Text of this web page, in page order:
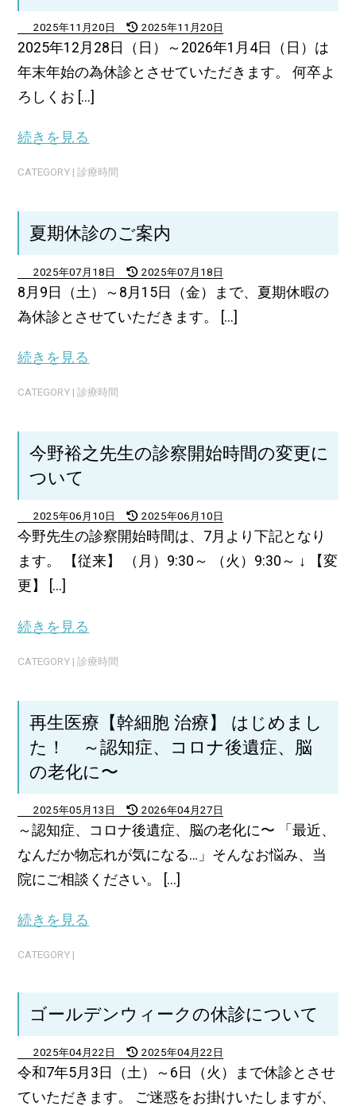
2025年11月20日 2025年11月20日
2025年12月28日（日）～2026年1月4日（日）は
年末年始の為休診とさせていただきます。 何卒よ
ろしくお [...]
続きを見る
CATEGORY | 診療時間
夏期休診のご案内
2025年07月18日 2025年07月18日
8月9日（土）～8月15日（金）まで、夏期休暇の
為休診とさせていただきます。 [...]
続きを見る
CATEGORY | 診療時間
今野裕之先生の診察開始時間の変更に
ついて
2025年06月10日 2025年06月10日
今野先生の診察開始時間は、7月より下記となり
ます。 【従来】 （月）9:30～ （火）9:30～ ↓ 【変
更】 [...]
続きを見る
CATEGORY | 診療時間
再生医療【幹細胞 治療】 はじめまし
た！ ～認知症、コロナ後遺症、脳
の老化に〜
2025年05月13日 2026年04月27日
～認知症、コロナ後遺症、脳の老化に〜 「最近、
なんだか物忘れが気になる…」そんなお悩み、当
院にご相談ください。 [...]
続きを見る
CATEGORY |
ゴールデンウィークの休診について
2025年04月22日 2025年04月22日
令和7年5月3日（土）～6日（火）まで休診とさせ
ていただきます。 ご迷惑をお掛けいたしますが、